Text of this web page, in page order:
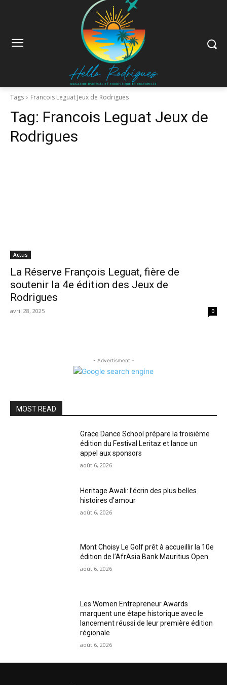
Tags Francois Leguat Jeux de Rodrigues
Tag: Francois Leguat Jeux de
Rodrigues
Actus
La Réserve François Leguat, fière de
soutenir la 4e édition des Jeux de
Rodrigues
avril 28, 2025 0
- Advertisment -
MOST READ
Grace Dance School prépare la troisième
édition du Festival Leritaz et lance un
appel aux sponsors
août 6, 2026
Heritage Awali: l’écrin des plus belles
histoires d’amour
août 6, 2026
Mont Choisy Le Golf prêt à accueillir la 10e
édition de l’AfrAsia Bank Mauritius Open
août 6, 2026
Les Women Entrepreneur Awards
marquent une étape historique avec le
lancement réussi de leur première édition
régionale
août 6, 2026